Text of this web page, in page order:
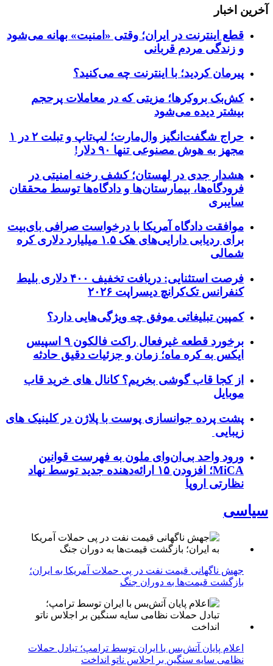
آخرین اخبار
قطع اینترنت در ایران؛ وقتی «امنیت» بهانه می‌شود
و زندگی مردم قربانی
پیرمان کردید؛ با اینترنت چه می‌کنید؟
کش‌بک بروکرها؛ مزیتی که در معاملات پرحجم
بیشتر دیده می‌شود
حراج شگفت‌انگیز وال‌مارت؛ لپ‌تاپ و تبلت ۲ در ۱
مجهز به هوش مصنوعی تنها ۹۰ دلار!
هشدار جدی در لهستان؛ کشف رخنه امنیتی در
فرودگاه‌ها، بیمارستان‌ها و دادگاه‌ها توسط محققان
سایبری
موافقت دادگاه آمریکا با درخواست صرافی بای‌بیت
برای ردیابی دارایی‌های هک ۱.۵ میلیارد دلاری کره
شمالی
فرصت استثنایی: دریافت تخفیف ۴۰۰ دلاری بلیط
کنفرانس تک‌کرانچ دیسراپت ۲۰۲۶
کمپین تبلیغاتی موفق چه ویژگی‌هایی دارد؟
برخورد قطعه غیرفعال راکت فالکون ۹ اسپیس
ایکس به کره ماه؛ زمان و جزئیات دقیق حادثه
از کجا قاب گوشی بخریم؟ کانال های خرید قاب
موبایل
پشت پرده جوانسازی پوست با پلاژن در کلینیک های
زیبایی
ورود واحد بی‌ان‌وای ملون به فهرست قوانین
MiCA؛ افزودن ۱۵ ارائه‌دهنده جدید توسط نهاد
نظارتی اروپا
سیاسی
جهش ناگهانی قیمت نفت در پی حملات آمریکا به ایران؛
بازگشت قیمت‌ها به دوران جنگ
اعلام پایان آتش‌بس با ایران توسط ترامپ؛ تبادل حملات
نظامی سایه سنگین بر اجلاس ناتو انداخت